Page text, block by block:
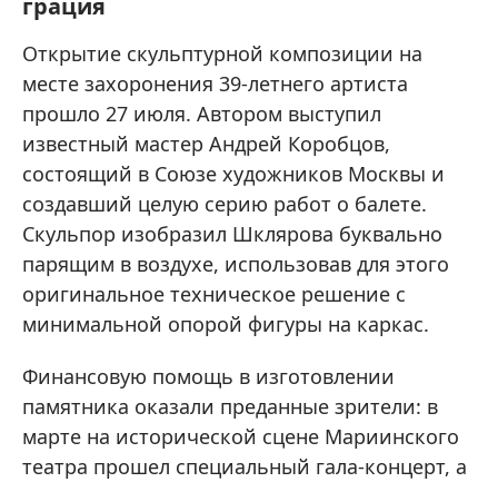
грация
Открытие скульптурной композиции на
месте захоронения 39-летнего артиста
прошло 27 июля. Автором выступил
известный мастер Андрей Коробцов,
состоящий в Союзе художников Москвы и
создавший целую серию работ о балете.
Скульпор изобразил Шклярова буквально
парящим в воздухе, использовав для этого
оригинальное техническое решение с
минимальной опорой фигуры на каркас.
Финансовую помощь в изготовлении
памятника оказали преданные зрители: в
марте на исторической сцене Мариинского
театра прошел специальный гала-концерт, а